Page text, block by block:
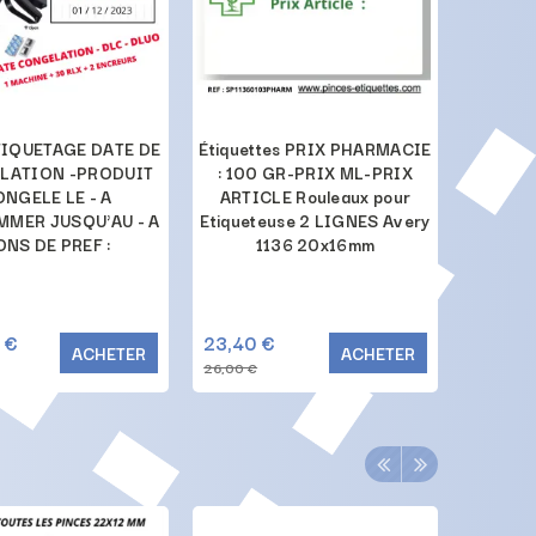
DATE DE
-PRODUIT
LE - A
JUSQU'AU - A
DE PREF :
€ ACHETER
Étiquettes PRIX PHARMACIE
: 100 GR-PRIX ML-PRIX
ARTICLE Rouleaux pour
Etiqueteuse 2 LIGNES Avery
1136 20x16mm
23,40 €
26,00 €
ACHETER
PACK
"PRIX
"+ 1